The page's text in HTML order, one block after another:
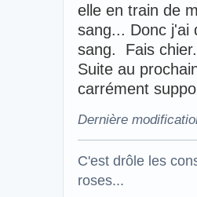
elle en train de
sang... Donc j'ai
sang. Fais chier.
Suite au
carrément
Dernière
C'est drôle les
roses...